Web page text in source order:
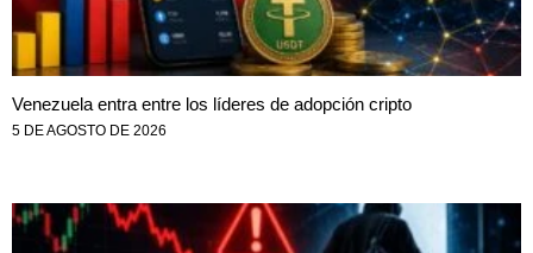
Venezuela entra entre los líderes de adopción cripto
5 DE AGOSTO DE 2026